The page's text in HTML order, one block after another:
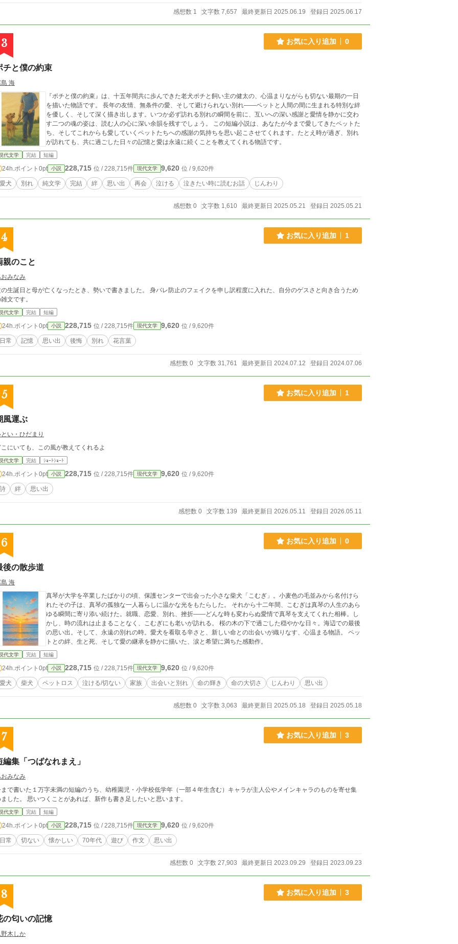
感想数 1 文字数 7,657 最終更新日 2025.06.19 登録日 2025.06.17
3 お気に入り追加 0
チと僕の約束
海
『ポチと僕の約束』は、十五年間共に歩んできた老犬ポチと飼い主の健太の、心温まりながらも切ない最期の一日
を描いた物語です。 長年の友情、無条件の愛、そして避けられない別れ——ペットと人間の間に生まれる特別な絆
を優しく、そして深く描き出します。いつか必ず訪れる別れの瞬間を前に、互いへの深い感謝と愛情を静かに交わ
す二つの魂の姿は、読む人の心に深い余韻を残すでしょう。 この短編小説は、あなたが今まで愛してきたペットた
ち、そしてこれからも愛していくペットたちへの感謝の気持ちを思い起こさせてくれます。たとえ時が過ぎ、別れ
が訪れても、共に過ごした日々の記憶と愛は永遠に続くことを教えてくれる物語です。
代文学 完結 短編
24h.ポイント 0pt 小説 228,715 位 / 228,715件 現代文学 9,620 位 / 9,620件
愛犬 別れ 純文学 完結 絆 思い出 再会 泣ける 泣きたい時に読むお話 じんわり
感想数 0 文字数 1,610 最終更新日 2025.05.21 登録日 2025.05.21
4 お気に入り追加 1
親のこと
みなみ
誕日と母が亡くなったとき、勢いで書きました。 身バレ防止のフェイクを申し訳程度に入れた、自分のゲスさと向き合うため
文です。
代文学 完結 短編
24h.ポイント 0pt 小説 228,715 位 / 228,715件 現代文学 9,620 位 / 9,620件
日常 記憶 思い出 後悔 別れ 花言葉
感想数 0 文字数 31,761 最終更新日 2024.07.12 登録日 2024.07.06
5 お気に入り追加 1
風運ぶ
い・ひだまり
にいても、この風が教えてくれるよ
代文学 完結 ｼｮｰﾄｼｮｰﾄ
24h.ポイント 0pt 小説 228,715 位 / 228,715件 現代文学 9,620 位 / 9,620件
詩 絆 思い出
感想数 0 文字数 139 最終更新日 2026.05.11 登録日 2026.05.11
6 お気に入り追加 0
後の散歩道
海
真琴が大学を卒業したばかりの頃、保護センターで出会った小さな柴犬「こむぎ」。小麦色の毛並みから名付けら
れたその子は、真琴の孤独な一人暮らしに温かな光をもたらした。 それから十二年間、こむぎは真琴の人生のあら
ゆる瞬間に寄り添い続けた。就職、恋愛、別れ、挫折――どんな時も変わらぬ愛情で真琴を支えてくれた相棒。し
かし、時の流れは止まることなく、こむぎにも老いが訪れる。 桜の木の下で過ごした穏やかな日々。海辺での最後
の思い出。そして、永遠の別れの時。愛犬を看取る辛さと、新しい命との出会いが織りなす、心温まる物語。 ペッ
トとの絆、生と死、そして愛の継承を静かに描いた、涙と希望に満ちた感動作。
代文学 完結 短編
24h.ポイント 0pt 小説 228,715 位 / 228,715件 現代文学 9,620 位 / 9,620件
愛犬 柴犬 ペットロス 泣ける/切ない 家族 出会いと別れ 命の輝き 命の大切さ じんわり 思い出
感想数 0 文字数 3,063 最終更新日 2025.05.18 登録日 2025.05.18
7 お気に入り追加 3
編集「つばなれまえ」
みなみ
で書いた１万字未満の短編のうち、幼稚園児・小学校低学年（一部４年生含む）キャラが主人公やメインキャラのものを寄せ集
した。 思いつくことがあれば、新作も書き足したいと思います。
代文学 完結 短編
24h.ポイント 0pt 小説 228,715 位 / 228,715件 現代文学 9,620 位 / 9,620件
日常 切ない 懐かしい 70年代 遊び 作文 思い出
感想数 0 文字数 27,903 最終更新日 2023.09.29 登録日 2023.09.23
8 お気に入り追加 3
の匂いの記憶
木しか